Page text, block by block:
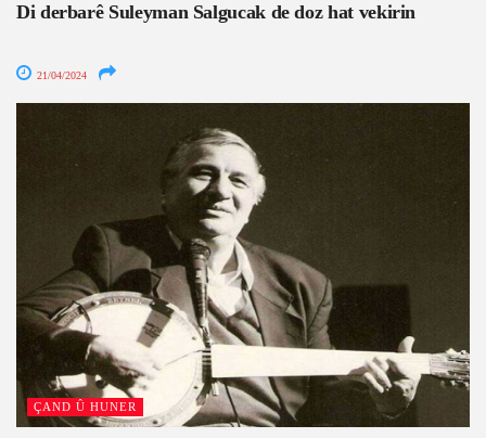
Di derbarê Suleyman Salgucak de doz hat vekirin
21/04/2024
ÇAND Û HUNER